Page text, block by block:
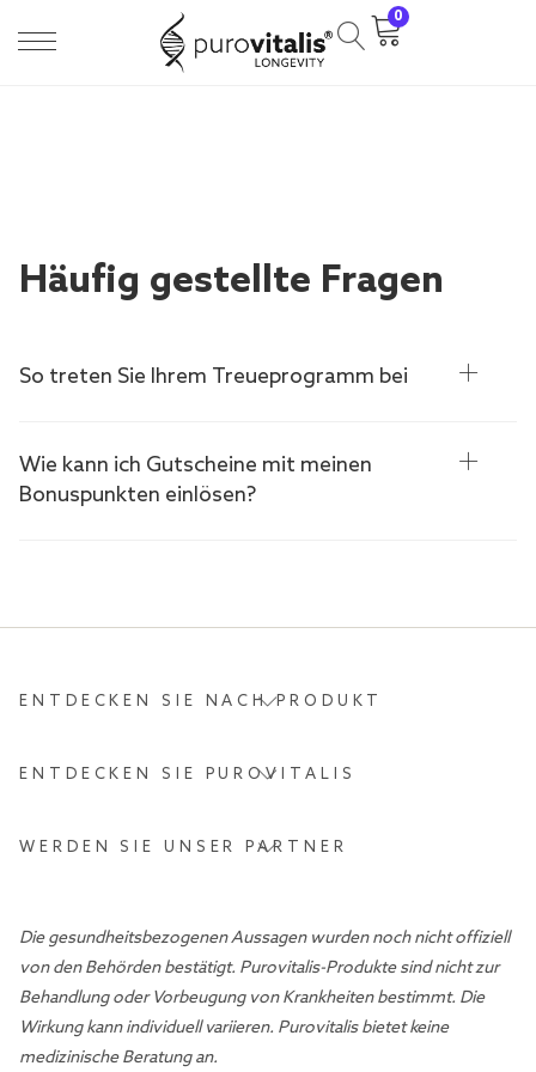
0
Häufig gestellte Fragen
So treten Sie Ihrem Treueprogramm bei
Wie kann ich Gutscheine mit meinen
Bonuspunkten einlösen?
ENTDECKEN SIE NACH PRODUKT
ENTDECKEN SIE PUROVITALIS
WERDEN SIE UNSER PARTNER
Die gesundheitsbezogenen Aussagen wurden noch nicht offiziell
von den Behörden bestätigt. Purovitalis-Produkte sind nicht zur
Behandlung oder Vorbeugung von Krankheiten bestimmt. Die
Wirkung kann individuell variieren. Purovitalis bietet keine
medizinische Beratung an.